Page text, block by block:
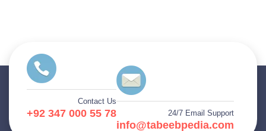
Contact Us
+92 347 000 55 78 24/7 Email Support
info@tabeebpedia.com